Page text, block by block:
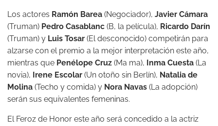
Los actores Ramón Barea (Negociador), Javier Cámara
(Truman) Pedro Casablanc (B, la película), Ricardo Darín
(Truman) y Luis Tosar (El desconocido) competirán para
alzarse con el premio a la mejor interpretación este año,
mientras que Penélope Cruz (Ma ma), Inma Cuesta (La
novia), Irene Escolar (Un otoño sin Berlín), Natalia de
Molina (Techo y comida) y Nora Navas (La adopción)
serán sus equivalentes femeninas.
El Feroz de Honor este año será concedido a la actriz